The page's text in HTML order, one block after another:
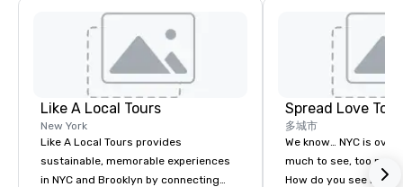
Like A Local Tours
New York
Like A Local Tours provides
sustainable, memorable experiences
in NYC and Brooklyn by connecting
Spread Love
多城市
We know… NYC is
much to see, too
How do you see it all